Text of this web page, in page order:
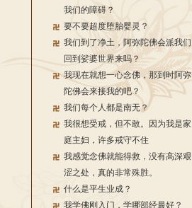
我们的障碍？
要不要超度堕胎婴灵？
我们到了净土，阿弥陀佛会派我们
回到娑婆世界来吗？
我现在就想一心念佛，那到时阿弥
陀佛会来接我的吧？
我们每个人都是南无？
我很想受戒，但不敢。因为我是家
庭主妇，许多戒守不住
我感觉念佛就能得救，没有高深艰
涩之处，真的非常殊胜。
什么是平生业成？
我学佛刚入门，学哪部经最好？